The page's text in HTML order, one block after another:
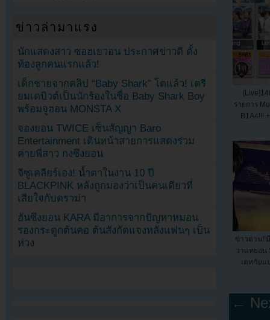
รายการ
B1A4!!!
ข่าวด่วน!!
ว่าแทยอน
เดทกับแ
←
ข่าวล่ามาแรง
นักแสดงสาว ซอฮเยวอน ประกาศข่าวดี ตั้ง
ท้องลูกคนแรกแล้ว!
เด็กชายจากคลิป “Baby Shark” โตแล้ว! เตรี
ยมเดบิวต์เป็นนักร้องในชื่อ Baby Shark Boy
พร้อมจูฮอน MONSTA X
จองยอน TWICE เซ็นสัญญา Baro
Entertainment เดินหน้าสายการแสดงร่วม
ค่ายพี่สาว กงซึงยอน
จีซูเคลียร์เอง! น้ำตาในงาน 10 ปี
BLACKPINK หลังถูกมองว่าเป็นคนเดียวที่
เสียใจกับดราม่า
ฮันซึงยอน KARA มีอาการจากปัญหาหมอน
รองกระดูกต้นคอ ต้นสังกัดแจงหลังแฟนๆ เป็น
ห่วง